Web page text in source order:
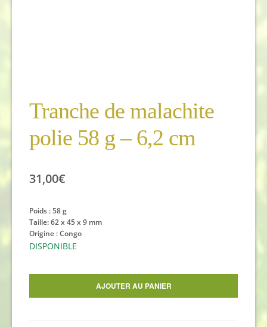
Tranche de malachite
polie 58 g – 6,2 cm
31,00€
Poids : 58 g
Taille: 62 x 45 x 9 mm
Origine : Congo
DISPONIBLE
AJOUTER AU PANIER